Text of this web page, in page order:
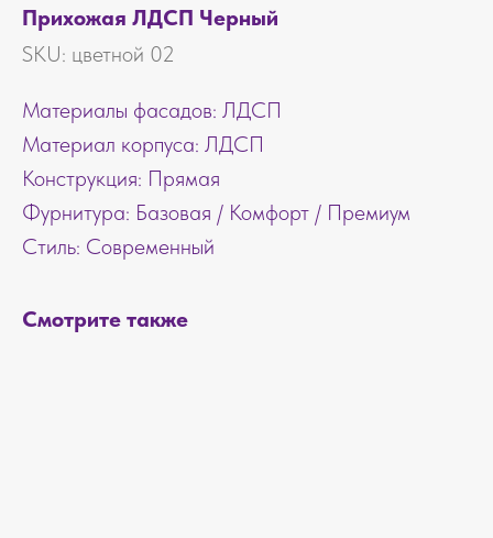
Прихожая ЛДСП Черный
SKU: цветной 02
Материалы фасадов: ЛДСП
Материал корпуса: ЛДСП
Конструкция: Прямая
Фурнитура: Базовая / Комфорт / Премиум
Стиль: Современный
Смотрите также